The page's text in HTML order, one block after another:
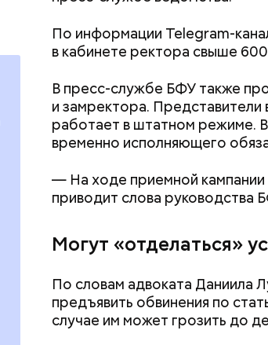
По информации Telegram-
в кабинете ректора свыше
В пресс-службе БФУ также
и замректора. Представители
работает в штатном режиме.
временно исполняющего
— На ходе приемной
приводит слова руководства
Могут «отделаться»
По словам адвоката Даниила
предъявить обвинения по
случае им может грозить до
— Личность подозреваемого
меры к задержанию, —
Республике Дагестан.
К 2023 году число
подозреваемой, достигло 15,
свет в 2019 году. В
Кроме того, двумя годами
сетях про ребенка, которого
дома.